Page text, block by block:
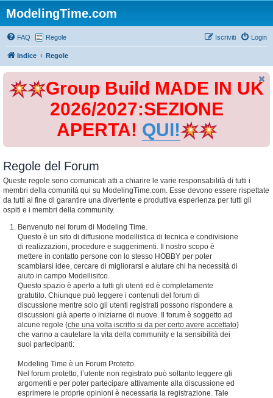
ModelingTime.com
FAQ Regole Login
Iscriviti
Indice Regole
Group Build MADE IN UK
2026/2027:SEZIONE
APERTA! QUI!
Regole del Forum
Queste regole sono comunicati atti a chiarire le varie responsabilità di tutti i
membri della comunità qui su ModelingTime.com. Esse devono essere rispettate
da tutti al fine di garantire una divertente e produttiva esperienza per tutti gli
ospiti e i membri della community.
Benvenuto nel forum di Modeling Time.
Questo è un sito di diffusione modellistica di tecnica e condivisione
di realizzazioni, procedure e suggerimenti. Il nostro scopo è
mettere in contatto persone con lo stesso HOBBY per poter
scambiarsi idee, cercare di migliorarsi e aiutare chi ha necessità di
aiuto in campo Modellisitco.
Questo spazio è aperto a tutti gli utenti ed è completamente
gratutito. Chiunque può leggere i contenuti del forum di
discussione mentre solo gli utenti registrati possono rispondere a
discussioni già aperte o iniziarne di nuove. Il forum è soggetto ad
alcune regole (che una volta iscritto si da per certo avere accettato)
che vanno a cautelare la vita della community e la sensibilità dei
suoi partecipanti:
Modeling Time è un Forum Protetto.
Nel forum protetto, l’utente non registrato può soltanto leggere gli
argomenti e per poter partecipare attivamente alla discussione ed
esprimere le proprie opinioni è necessaria la registrazione. Tale